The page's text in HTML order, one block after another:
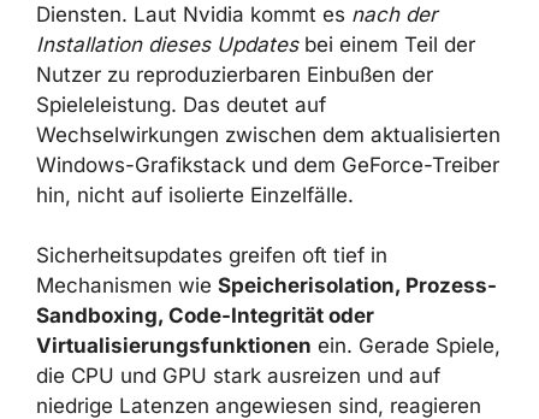
Treiberschicht oder in sicherheitsrelevanten
Diensten. Laut Nvidia kommt esnach der
Installation dieses Updatesbei einem Teil der
Nutzer zu reproduzierbaren Einbußen der
Spieleleistung. Das deutet auf
Wechselwirkungen zwischen dem
aktualisierten Windows-Grafikstack und dem
Einzelfälle.
Sicherheitsupdates greifen oft tief in
Mechanismen wieSpeicherisolation,
Prozess-Sandboxing, Code-Integrität oder
Virtualisierungsfunktionenein. Gerade